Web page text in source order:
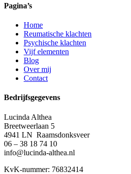
Pagina’s
Home
Reumatische klachten
Psychische klachten
Vijf elementen
Blog
Over mij
Contact
Bedrijfsgegevens
Lucinda Althea
Breetweerlaan 5
4941 LN Raamsdonksveer
06 – 38 18 74 10
info@lucinda-althea.nl
KvK-nummer: 76832414